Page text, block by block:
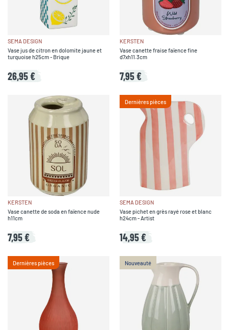
SEMA DESIGN
Vase jus de citron en dolomite jaune et
turquoise h25cm - Brique
26,95 €
KERSTEN
Vase canette fraise faïence fine
d7xh11.3cm
7,95 €
KERSTEN
Vase canette de soda en faïence nude
h11cm
7,95 €
Dernières pièces
SEMA DESIGN
Vase pichet en grès rayé rose et blanc
h24cm - Artist
14,95 €
Dernières pièces Nouveauté